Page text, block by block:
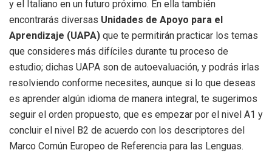
y el Italiano en un futuro próximo. En ella también
encontrarás diversas Unidades de Apoyo para el
Aprendizaje (UAPA) que te permitirán practicar los temas
que consideres más difíciles durante tu proceso de
estudio; dichas UAPA son de autoevaluación, y podrás irlas
resolviendo conforme necesites, aunque si lo que deseas
es aprender algún idioma de manera integral, te sugerimos
seguir el orden propuesto, que es empezar por el nivel A1 y
concluir el nivel B2 de acuerdo con los descriptores del
Marco Común Europeo de Referencia para las Lenguas.